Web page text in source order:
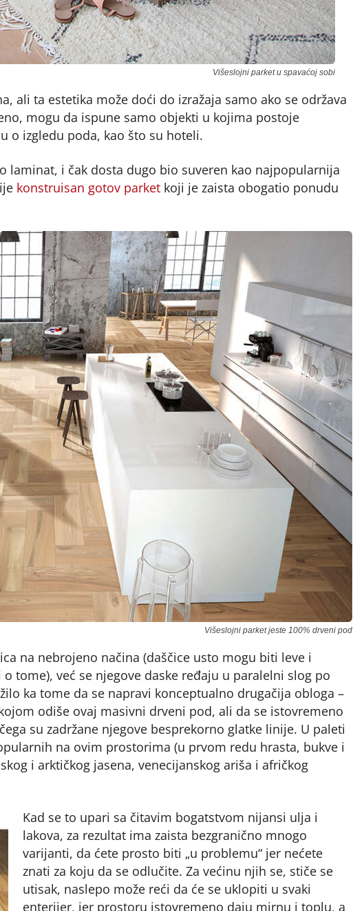
Višeslojni parket u spavaćoj sobi
ali ta estetika može doći do izražaja samo ako se održava
mogu da ispune samo objekti u kojima postoje
o izgledu poda, kao što su hoteli.
laminat, i čak dosta dugo bio suveren kao najpopularnija
konstruisan gotov parketkoji je zaista obogatio ponudu
Višeslojni parket jeste 100% drveni pod
na nebrojeno načina (daščice usto mogu biti leve i
tome), već se njegove daske ređaju u paralelni slog po
ka tome da se napravi konceptualno drugačija obloga –
odiše ovaj masivni drveni pod, ali da se istovremeno
su zadržane njegove besprekorno glatke linije. U paleti
na ovim prostorima (u prvom redu hrasta, bukve i
i arktičkog jasena, venecijanskog ariša i afričkog
Kad se to upari sa čitavim bogatstvom nijansi ulja i
lakova, za rezultat ima zaista bezgranično mnogo
varijanti, da ćete prosto biti „u problemu“ jer nećete
znati za koju da se odlučite. Za većinu njih se, stiče se
utisak, naslepo može reći da će se uklopiti u svaki
enterijer, jer prostoru istovremeno daju mirnu i toplu, a